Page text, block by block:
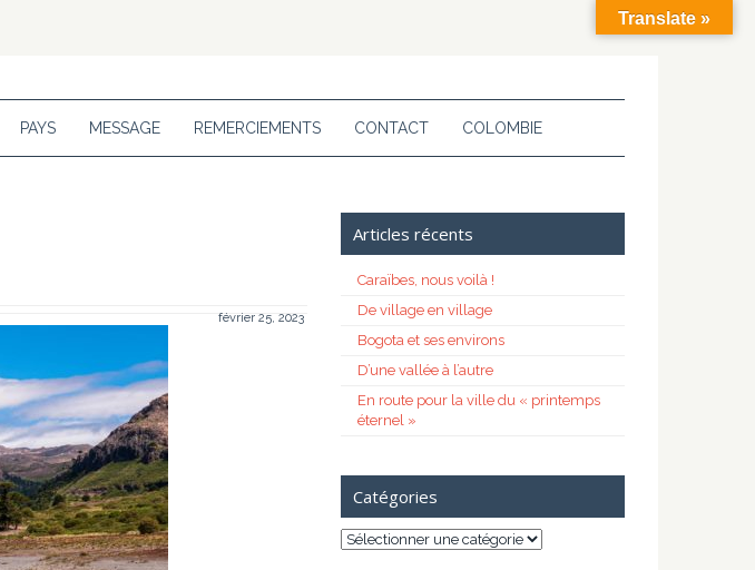
PAYS MESSAGE REMERCIEMENTS CONTACT COLOMBIE
février 25, 2023
Articles récents
Caraïbes, nous voilà !
De village en village
Bogota et ses environs
D’une vallée à l’autre
En route pour la ville du « printemps
éternel »
Catégories
Catégories
Translate »